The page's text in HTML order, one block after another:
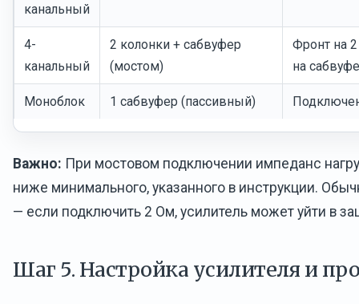
канальный
4-
канальный
2 колонки + сабвуфер
(мостом)
Фронт на
на
Моноблок 1 сабвуфер (пассивный)
Важно: При мостовом подключении импеданс
ниже минимального, указанного в инструкции.
— если подключить 2 Ом, усилитель может уйти в
Шаг 5. Настройка усилителя и